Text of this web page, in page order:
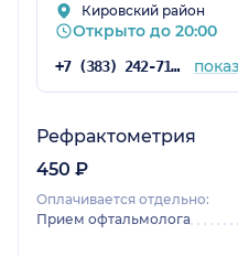
Кировский район
Открыто до 20:00
+7 (383) 242-71-64
Рефрактометрия
450 ₽
Оплачивается отдельно:
Прием офтальмолога